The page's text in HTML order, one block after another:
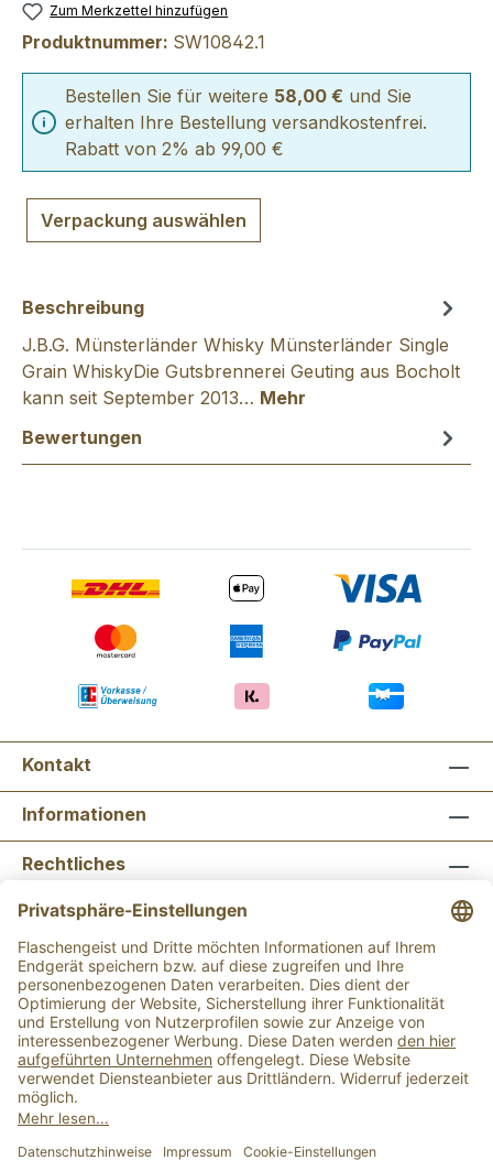
Zum Merkzettel hinzufügen
Produktnummer: SW10842.1
Bestellen Sie für weitere 58,00 € und Sie
erhalten Ihre Bestellung versandkostenfrei.
Rabatt von 2% ab 99,00 €
Verpackung auswählen
Beschreibung
J.B.G. Münsterländer Whisky Münsterländer Single
Grain WhiskyDie Gutsbrennerei Geuting aus Bocholt
kann seit September 2013… Mehr
Bewertungen
Kontakt
Informationen
Rechtliches
Newsletter abonnieren
Flaschengeist Bonn Flaschengeist Münster
Alle Preise inkl. gesetzl. Mehrwertsteuer zzgl.
Versandkosten